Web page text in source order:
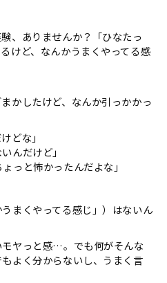
、ありませんか？「ひなたっ
けど、なんかうまくやってる感
かしたけど、なんか引っかかっ
どな」
んだけど」
っと怖かったんだよな」
まくやってる感じ」）はないん
ヤっと感…。でも何がそんな
よく分からないし、うまく言